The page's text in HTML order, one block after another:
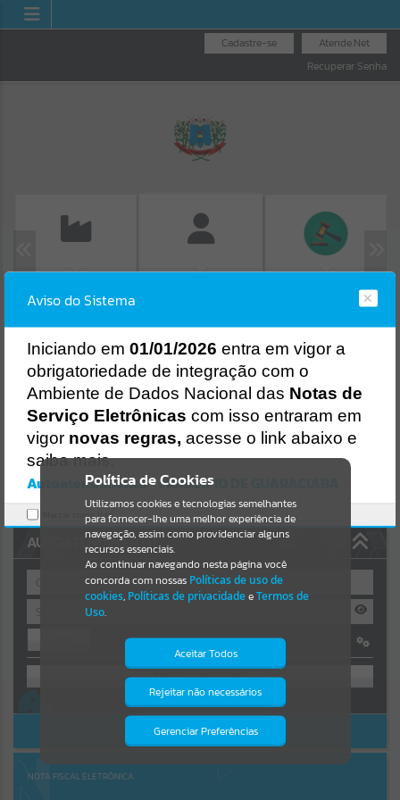
Atende.Net
Cadastre-se
Recuperar Senha
ISS/ALVARÁ
Resultados para""
Portais
Por favor, aguarde...
NOTÍCIAS
Por favor, aguarde...
Por favor, aguarde...
AUTOATENDIMENTO
OU
Cadastre-se|Recuperar Senha
ACESSAR SEM LOGIN
NOTA FISCAL ELETRÔNICA
Política de Cookies
Utilizamos cookies e tecnologias semelhantes
para fornecer-lhe uma melhor experiência de
navegação, assim como providenciar alguns
recursos essenciais.
Ao continuar navegando nesta página você
concorda com nossas Políticas de uso de
cookies, Políticas de privacidadeeTermos de
Uso.
Aceitar Todos
Rejeitar não necessários
Gerenciar Preferências
Isto significa que diversos recursos
providenciados poderão não estar
Aviso do Sistema
Iniciando em 01/01/2026 entra em vigor a
obrigatoriedade de integração com o
Ambiente de Dados Nacional das Notas de
Serviço Eletrônicas com isso entraram em
vigor novas regras, acesse o link abaixo e
saiba mais.
Autoatendimento - MUNICIPIO DE GUARACIABA
Marcar como lido.
Erro
Gerenciamento do Sistema
CÓDIGO DA MENSAGEM:
Ocorreu um erro de script:
Uncaught SyntaxError: Unexpected token '('
https://guaraciaba.atende.net/cidadao/pagina/static/bundle/wpo_in
dex_2_base_l2_portal_editores_sync_d9fb77cfd5741fafc9972edc7a6
41fea.js?v=83d4f602:47
Verificar Mais Detalhes